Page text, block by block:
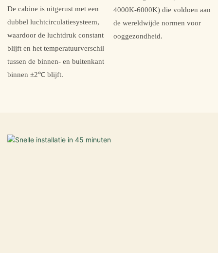
De cabine is uitgerust met een
dubbel luchtcirculatiesysteem,
waardoor de luchtdruk constant
blijft en het temperatuurverschil
tussen de binnen- en buitenkant
binnen ±2℃ blijft.
4000K-6000K) die voldoen aan
de wereldwijde normen voor
ooggezondheid.